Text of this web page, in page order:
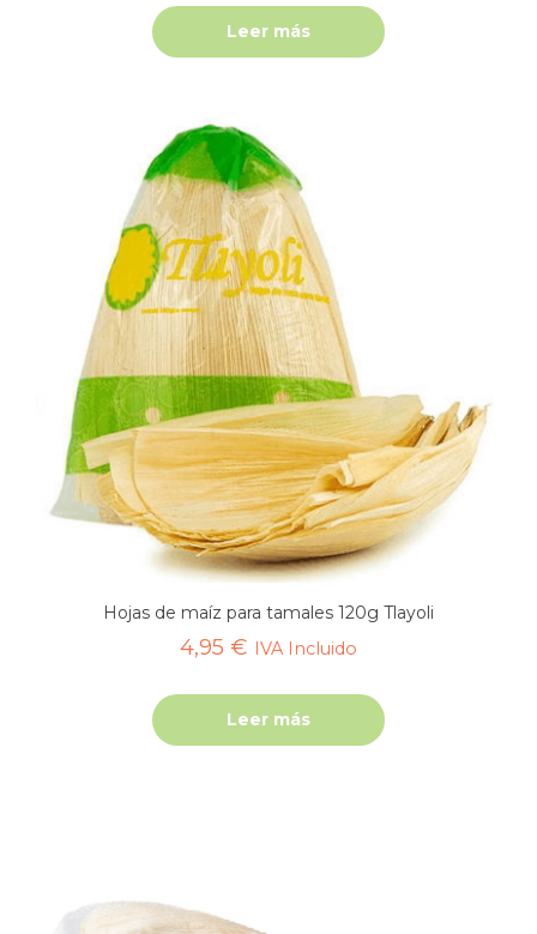
Leer más
Hojas de maíz para tamales 120g Tlayoli
4,95 € IVA Incluido
Leer más